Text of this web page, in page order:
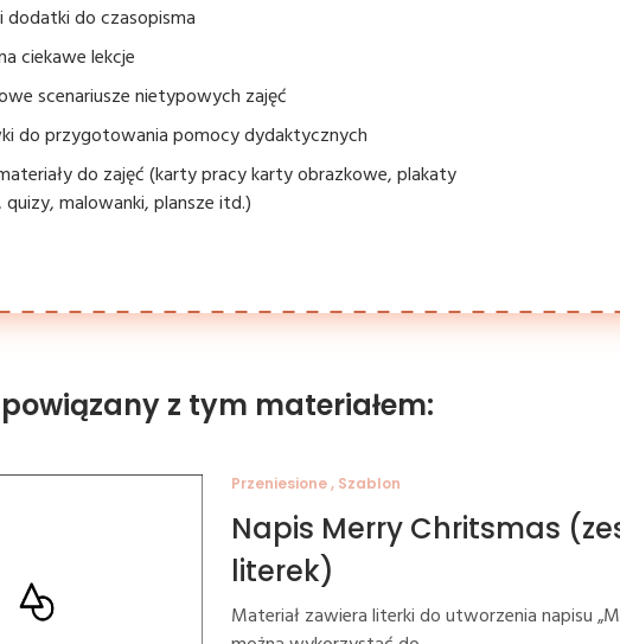
dodatki do czasopisma
ciekawe lekcje
scenariusze nietypowych zajęć
do przygotowania pomocy dydaktycznych
do zajęć (karty pracy karty obrazkowe, plakaty
quizy, malowanki, plansze itd.)
z tym materiałem:
Przeniesione , Szablon
Napis Merry Chritsmas
literek)
Materiał zawiera literki do utworzenia napisu